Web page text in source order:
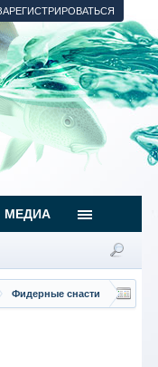
Фидерные снасти
МЕДИА